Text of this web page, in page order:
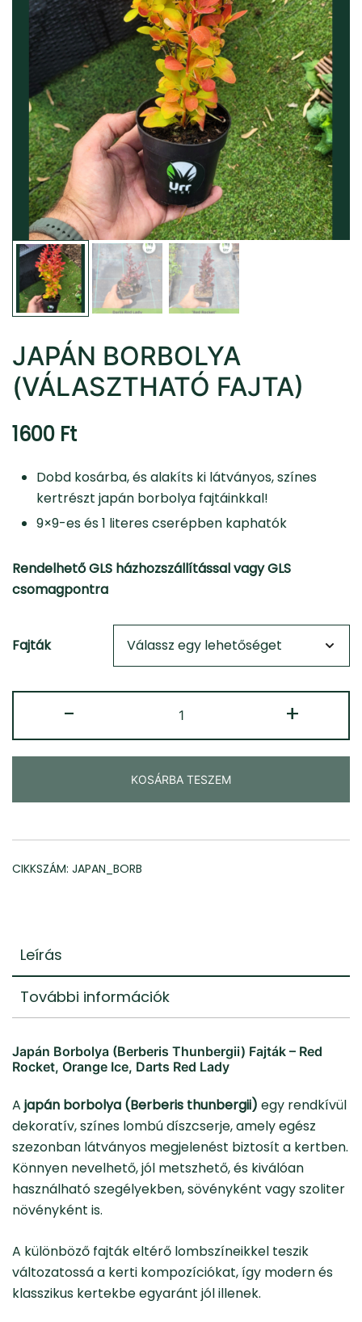
JAPÁN BORBOLYA
(VÁLASZTHATÓ FAJTA)
1600 Ft
Dobd kosárba, és alakíts ki látványos, színes
kertrészt japán borbolya fajtáinkkal!
9×9-es és 1 literes cserépben kaphatók
Rendelhető GLS házhozszállítással vagy GLS
csomagpontra
Fajták
-
Borbolya
(Választható
mennyiség
+
KOSÁRBA TESZEM
CIKKSZÁM: JAPAN_BORB
Leírás
További információk
Japán Borbolya (Berberis Thunbergii) Fajták – Red
Rocket, Orange Ice, Darts Red Lady
A japán borbolya (Berberis thunbergii) egy rendkívül
dekoratív, színes lombú díszcserje, amely egész
szezonban látványos megjelenést biztosít a kertben.
Könnyen nevelhető, jól metszhető, és kiválóan
használható szegélyekben, sövényként vagy szoliter
növényként is.
A különböző fajták eltérő lombszíneikkel teszik
változatossá a kerti kompozíciókat, így modern és
klasszikus kertekbe egyaránt jól illenek.